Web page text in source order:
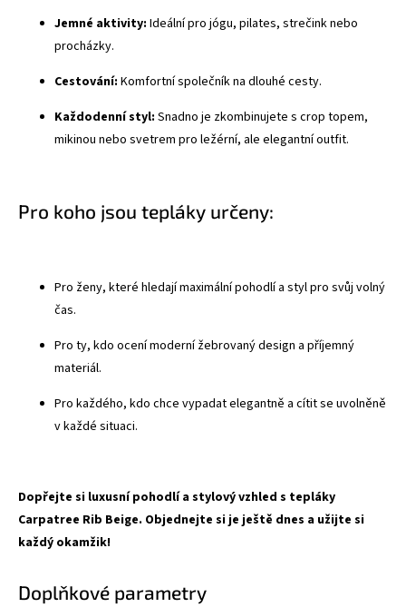
Jemné aktivity: Ideální pro jógu, pilates, strečink nebo
procházky.
Cestování: Komfortní společník na dlouhé cesty.
Každodenní styl: Snadno je zkombinujete s crop topem,
mikinou nebo svetrem pro ležérní, ale elegantní outfit.
Pro koho jsou tepláky určeny:
Pro ženy, které hledají maximální pohodlí a styl pro svůj volný
čas.
Pro ty, kdo ocení moderní žebrovaný design a příjemný
materiál.
Pro každého, kdo chce vypadat elegantně a cítit se uvolněně
v každé situaci.
Dopřejte si luxusní pohodlí a stylový vzhled s tepláky
Carpatree Rib Beige. Objednejte si je ještě dnes a užijte si
každý okamžik!
Doplňkové parametry